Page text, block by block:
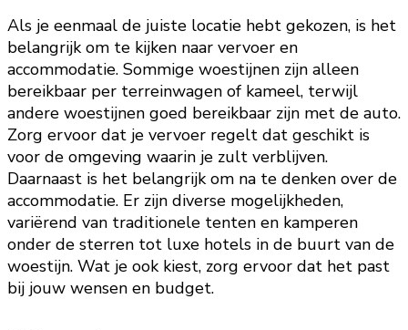
Als je eenmaal de juiste locatie hebt gekozen, is het
belangrijk om te kijken naar vervoer en
accommodatie. Sommige woestijnen zijn alleen
bereikbaar per terreinwagen of kameel, terwijl
andere woestijnen goed bereikbaar zijn met de auto.
Zorg ervoor dat je vervoer regelt dat geschikt is
voor de omgeving waarin je zult verblijven.
Daarnaast is het belangrijk om na te denken over de
accommodatie. Er zijn diverse mogelijkheden,
variërend van traditionele tenten en kamperen
onder de sterren tot luxe hotels in de buurt van de
woestijn. Wat je ook kiest, zorg ervoor dat het past
bij jouw wensen en budget.